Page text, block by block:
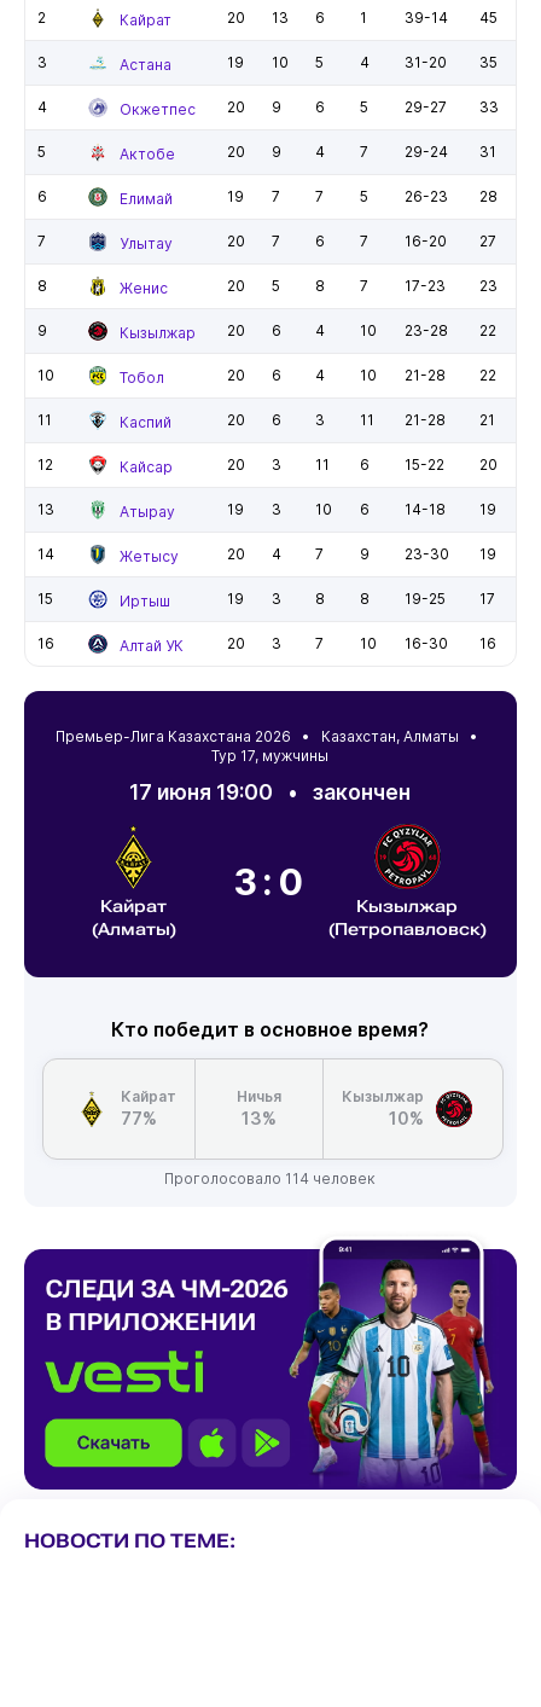
2 Кайрат 20 13 6 1 39-14 45
3 Астана 19 10 5 4 31-20 35
4 Окжетпес 20 9 6 5 29-27 33
5 Актобе 20 9 4 7 29-24 31
6 Елимай 19 7 7 5 26-23 28
7 Улытау 20 7 6 7 16-20 27
8 Женис 20 5 8 7 17-23 23
9 Кызылжар 20 6 4 10 23-28 22
10 Тобол 20 6 4 10 21-28 22
11 Каспий 20 6 3 11 21-28 21
12 Кайсар 20 3 11 6 15-22 20
13 Атырау 19 3 10 6 14-18 19
14 Жетысу 20 4 7 9 23-30 19
15 Иртыш 19 3 8 8 19-25 17
16 Алтай УК 20 3 7 10 16-30 16
Премьер-Лига Казахстана 2026 • Казахстан, Алматы •
Тур 17, мужчины
17 июня 19:00 •закончен
Кайрат
(Алматы)
3:0
Кызылжар
(Петропавловск)
Кто победит в основное время?
Кайрат
77%
Ничья
13%
Кызылжар
10%
Проголосовало 114 человек
НОВОСТИ ПО ТЕМЕ: